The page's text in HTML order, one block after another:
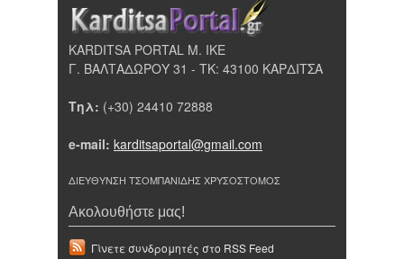
KARDITSA PORTAL Μ. ΙΚΕ
Γ. ΒΑΛΤΑΔΩΡΟΥ 31 - ΤΚ: 43100 ΚΑΡΔΙΤΣΑ
Τηλ: (+30) 24410 72888
e-mail: karditsaportal@gmail.com
ΔΙΕΥΘΥΝΣΗ ΤΣΟΜΠΑΝΙΔΗΣ ΧΡΥΣΟΣΤΟΜΟΣ
Ακολουθήστε μας!
Γίνετε συνδρομητές στο RSS Feed